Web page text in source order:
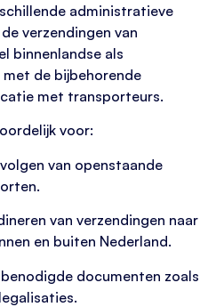
administratieve
verzendingen van
binnenlandse als
de bijbehorende
met transporteurs.
voor:
van openstaande
van verzendingen naar
en buiten Nederland.
documenten zoals